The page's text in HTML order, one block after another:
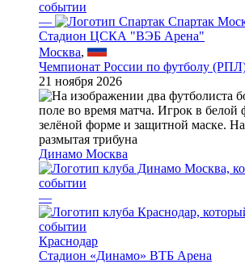
—
Спартак
Стадион ЦСКА "ВЭБ Арена"
Москва,
Чемпионат России по футболу
21 ноября 2026
Динамо Москва
—
Краснодар
Стадион «Динамо» ВТБ Арена